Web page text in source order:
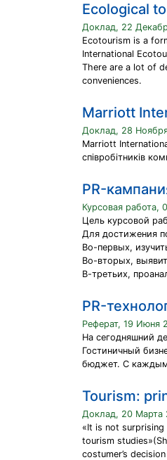
Ecological
Доклад, 22
Ecotourism is a
International
There are a lot of
conveniences.
Marriott
Доклад, 28
Marriott
співробітників
PR-
Курсовая работа,
Цель курсовой
Для достижения
Во-первых,
Во-вторых,
В-третьих,
PR-
Реферат, 19 Июня
На сегодняшний
Гостиничный
бюджет. С каждым
Tourism:
Доклад, 20 Марта
«It is not
tourism
costumer’s